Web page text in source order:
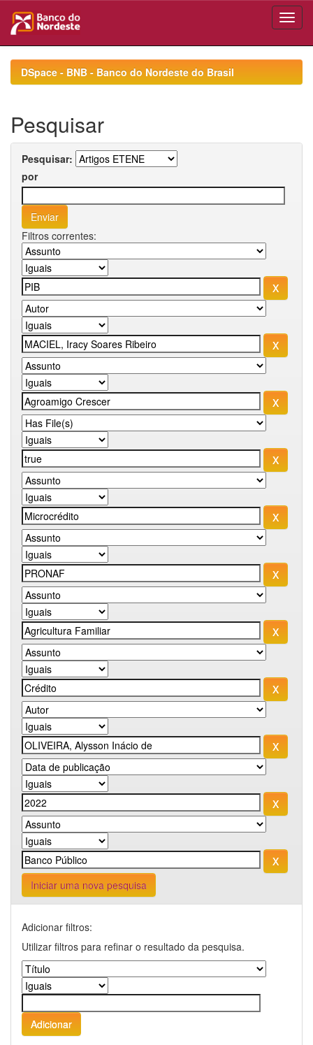
navigationDSpace - BNB - Banco do Nordeste do Brasil
Pesquisar
Pesquisar:
por
Filtros correntes:
Iniciar uma nova pesquisa
Adicionar filtros:
Utilizar filtros para refinar o resultado da pesquisa.